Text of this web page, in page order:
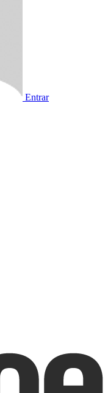
Entrar